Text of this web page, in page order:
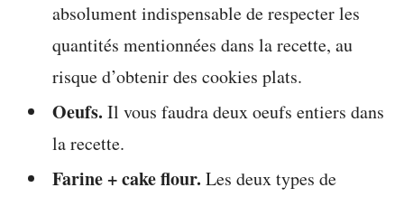
absolument indispensable de respecter les
quantités mentionnées dans la recette, au
risque d’obtenir des cookies plats.
Oeufs. Il vous faudra deux oeufs entiers dans
la recette.
Farine + cake flour. Les deux types de